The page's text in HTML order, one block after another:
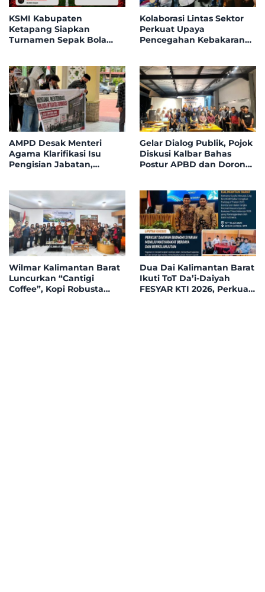
KSMI Kabupaten
Ketapang Siapkan
Turnamen Sepak Bola
Bersaing di Garuda Mini
Soccer
Kolaborasi Lintas Sektor
Perkuat Upaya
Pencegahan Kebakaran
AMPD Desak Menteri
Agama Klarifikasi Isu
Pengisian Jabatan,
Bidding
Gelar Dialog Publik, Pojok
Diskusi Kalbar Bahas
Postur APBD dan Dorong
Pusat
Wilmar Kalimantan Barat
Luncurkan “Cantigi
Coffee”, Kopi Robusta
Dua Dai Kalimantan Barat
Ikuti ToT Da’i-Daiyah
FESYAR KTI 2026, Perkuat